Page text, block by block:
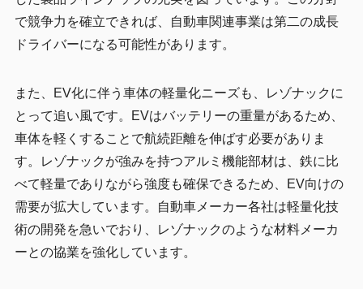
で競争力を確立できれば、自動車関連事業は第二の成長
ドライバーになる可能性があります。
また、EV化に伴う車体の軽量化ニーズも、レゾナックに
とって追い風です。EVはバッテリーの重量があるため、
車体を軽くすることで航続距離を伸ばす必要がありま
す。レゾナックが強みを持つアルミ機能部材は、鉄に比
べて軽量でありながら強度も確保できるため、EV向けの
需要が拡大しています。自動車メーカー各社は軽量化技
術の開発を急いでおり、レゾナックのような材料メーカ
ーとの協業を強化しています。